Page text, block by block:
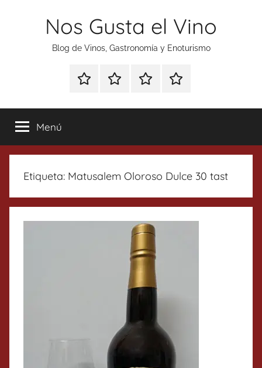
Nos Gusta el Vino
Blog de Vinos, Gastronomía y Enoturismo
Especial
Tonics
Enoturismo
Gastronomía
RankingContacto
Menú
Etiqueta: Matusalem Oloroso Dulce 30 tast